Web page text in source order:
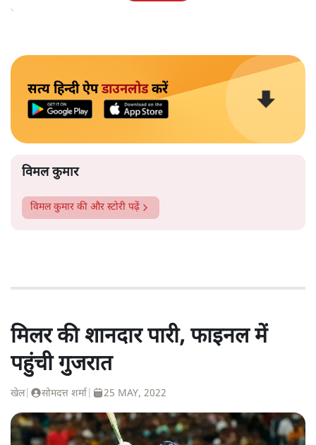
और है।
सत्य हिन्दी ऐपडाउनलोडकरें
विमल कुमार
विमल कुमार की और स्टोरी पढ़ें
मिलर की शानदार पारी, फाइनल में
पहुंची गुजरात
खेल| सोमदत्त शर्मा 25 MAY, 2022